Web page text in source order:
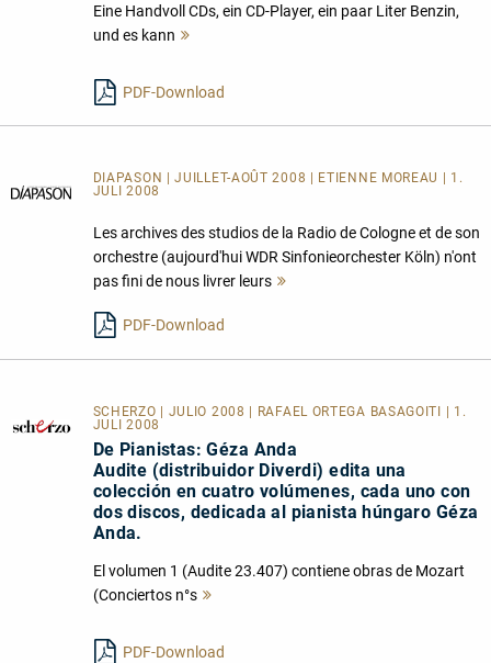
Eine Handvoll CDs, ein CD-Player, ein paar Liter Benzin,
und es kann
PDF-Download
DIAPASON | JUILLET-AOÛT 2008 | ETIENNE MOREAU | 1.
JULI 2008
Les archives des studios de la Radio de Cologne et de son
orchestre (aujourd'hui WDR Sinfonieorchester Köln) n'ont
pas fini de nous livrer leurs
PDF-Download
SCHERZO | JULIO 2008 | RAFAEL ORTEGA BASAGOITI | 1.
JULI 2008
De Pianistas: Géza Anda
Audite (distribuidor Diverdi) edita una
colección en cuatro volúmenes, cada uno con
dos discos, dedicada al pianista húngaro Géza
Anda.
El volumen 1 (Audite 23.407) contiene obras de Mozart
(Conciertos n°s
PDF-Download